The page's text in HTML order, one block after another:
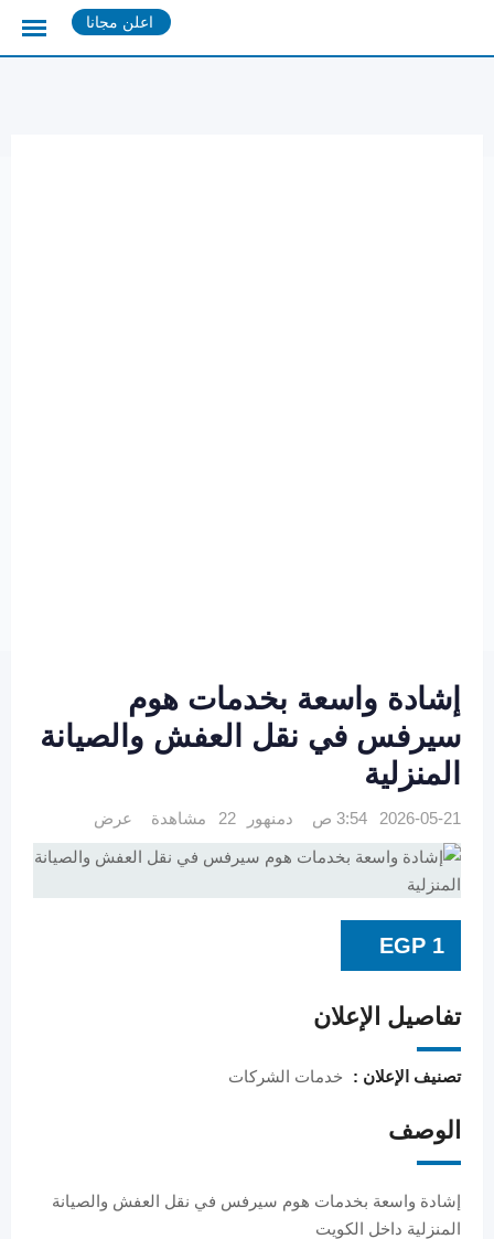
اعلن مجانا
إشادة واسعة بخدمات هوم
سيرفس في نقل العفش والصيانة
المنزلية
2026-05-21 3:54 ص دمنهور 22 مشاهدة عرض
EGP 1
تفاصيل الإعلان
تصنيف الإعلان : خدمات الشركات
الوصف
إشادة واسعة بخدمات هوم سيرفس في نقل العفش والصيانة
المنزلية داخل الكويت